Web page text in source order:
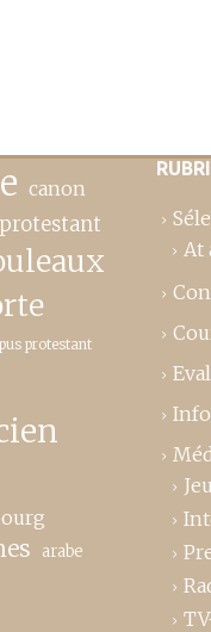
canon
protestant
protestant
arabe
At